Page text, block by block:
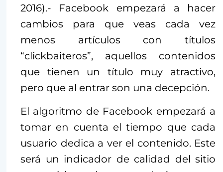
2016).- Facebook empezará a hacer
cambios para que veas cada vez
menos artículos con títulos
“clickbaiteros”, aquellos contenidos
que tienen un título muy atractivo,
pero que al entrar son una decepción.
El algoritmo de Facebook empezará a
tomar en cuenta el tiempo que cada
usuario dedica a ver el contenido. Este
será un indicador de calidad del sitio